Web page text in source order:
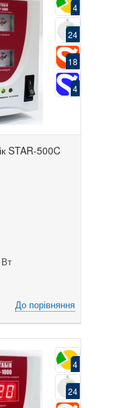
4
24
18
4
STAR-500C
До порівняння
4
24